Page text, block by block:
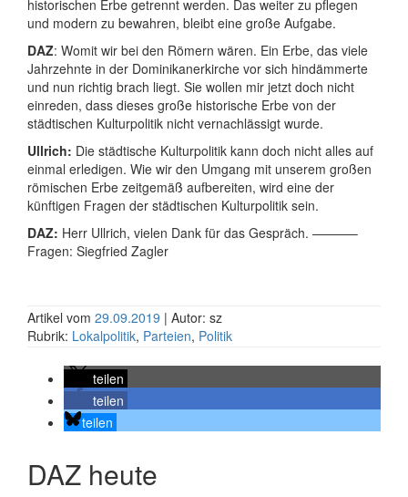
historischen Erbe getrennt werden. Das weiter zu pflegen
und modern zu bewahren, bleibt eine große Aufgabe.
DAZ: Womit wir bei den Römern wären. Ein Erbe, das viele
Jahrzehnte in der Dominikanerkirche vor sich hindämmerte
und nun richtig brach liegt. Sie wollen mir jetzt doch nicht
einreden, dass dieses große historische Erbe von der
städtischen Kulturpolitik nicht vernachlässigt wurde.
Ullrich: Die städtische Kulturpolitik kann doch nicht alles auf
einmal erledigen. Wie wir den Umgang mit unserem großen
römischen Erbe zeitgemäß aufbereiten, wird eine der
künftigen Fragen der städtischen Kulturpolitik sein.
DAZ: Herr Ullrich, vielen Dank für das Gespräch. ———–
Fragen: Siegfried Zagler
Artikel vom 29.09.2019 | Autor: sz
Rubrik: Lokalpolitik, Parteien, Politik
teilen
teilen
teilen
DAZ heute